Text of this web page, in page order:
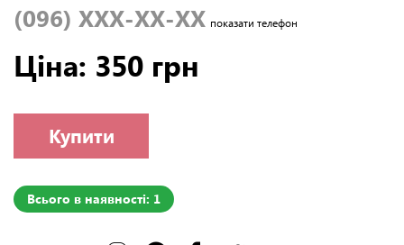
(096) XXX-XX-XX показати телефон
Ціна: 350 грн
Купити
Всього в наявності: 1